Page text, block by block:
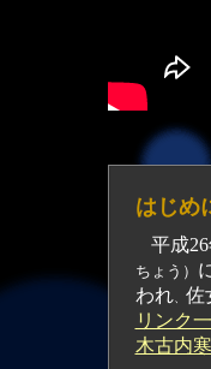
はじめ
平成
ちょう）
われ、 佐
リンク
木古内